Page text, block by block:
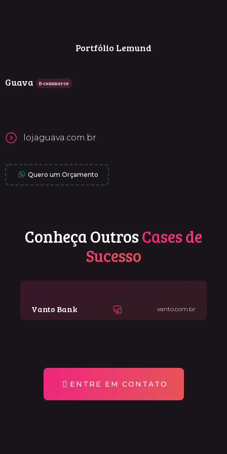
Portfólio Lemund
Guava E-commerce
lojaguava.com.br
Quero um Orçamento
Conheça OutrosCases de
Sucesso
Vanto Bank vanto.com.br
ENTRE EM CONTATO